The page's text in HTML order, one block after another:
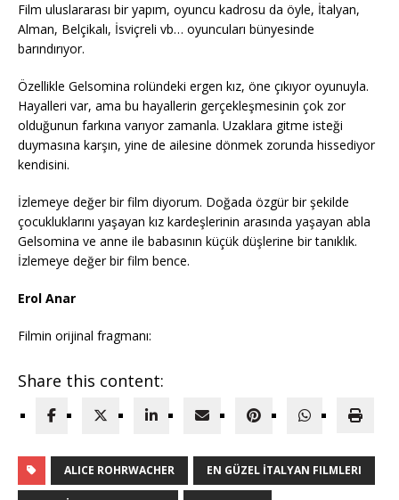
Film uluslararası bir yapım, oyuncu kadrosu da öyle, İtalyan,
Alman, Belçikalı, İsviçreli vb… oyuncuları bünyesinde
barındırıyor.
Özellikle Gelsomina rolündeki ergen kız, öne çıkıyor oyunuyla.
Hayalleri var, ama bu hayallerin gerçekleşmesinin çok zor
olduğunun farkına varıyor zamanla. Uzaklara gitme isteği
duymasına karşın, yine de ailesine dönmek zorunda hissediyor
kendisini.
İzlemeye değer bir film diyorum. Doğada özgür bir şekilde
çocukluklarını yaşayan kız kardeşlerinin arasında yaşayan abla
Gelsomina ve anne ile babasının küçük düşlerine bir tanıklık.
İzlemeye değer bir film bence.
Erol Anar
Filmin orijinal fragmanı:
Share this content:
ALICE ROHRWACHER EN GÜZEL İTALYAN FILMLERI